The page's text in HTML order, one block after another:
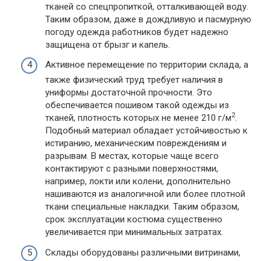
тканей со спецпропиткой, отталкивающей воду.
Таким образом, даже в дождливую и пасмурную
погоду одежда работников будет надежно
защищена от брызг и капель.
Активное перемещение по территории склада, а
также физический труд требует наличия в
униформы достаточной прочности. Это
обеспечивается пошивом такой одежды из
тканей, плотность которых не менее 210 г/м2.
Подобный материал обладает устойчивостью к
истиранию, механическим повреждениям и
разрывам. В местах, которые чаще всего
контактируют с разными поверхностями,
например, локти или колени, дополнительно
нашиваются из аналогичной или более плотной
ткани специальные накладки. Таким образом,
срок эксплуатации костюма существенно
увеличивается при минимальных затратах.
Склады оборудованы различными витринами,